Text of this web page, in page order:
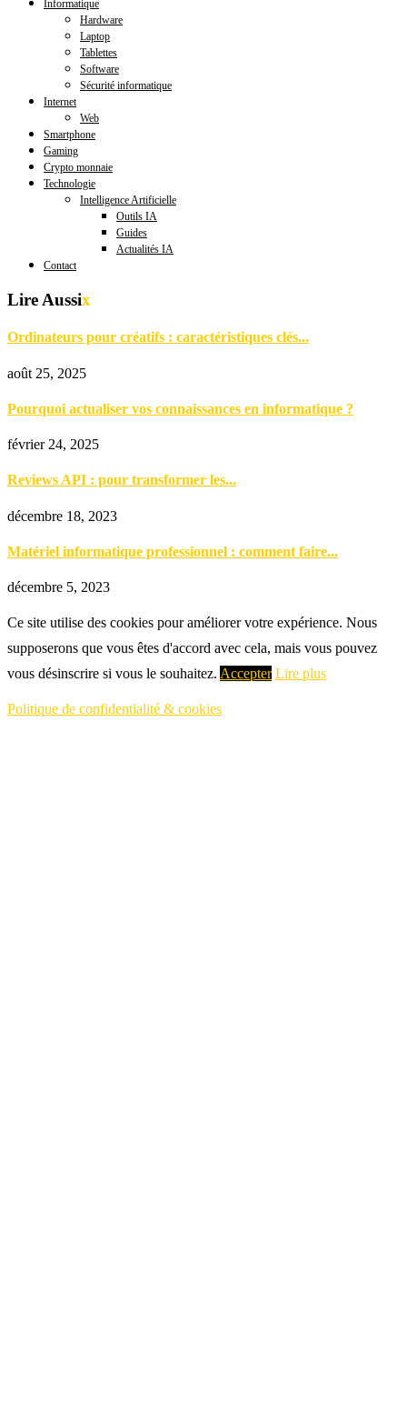
Informatique
Hardware
Laptop
Tablettes
Software
Sécurité informatique
Internet
Web
Smartphone
Gaming
Crypto monnaie
Technologie
Intelligence Artificielle
Outils IA
Guides
Actualités IA
Contact
Lire Aussix
Ordinateurs pour créatifs : caractéristiques clés...
août 25, 2025
Pourquoi actualiser vos connaissances en informatique ?
février 24, 2025
Reviews API : pour transformer les...
décembre 18, 2023
Matériel informatique professionnel : comment faire...
décembre 5, 2023
Ce site utilise des cookies pour améliorer votre expérience. Nous
supposerons que vous êtes d'accord avec cela, mais vous pouvez
vous désinscrire si vous le souhaitez. Accepter Lire plus
Politique de confidentialité & cookies